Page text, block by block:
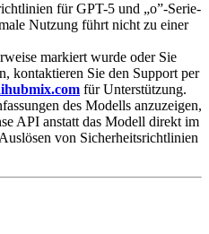
für GPT-5 und „o”-Serie-
Nutzung führt nicht zu einer
markiert wurde oder Sie
kontaktieren Sie den Support per
für Unterstützung.
des Modells anzuzeigen,
API anstatt das Modell direkt im
von Sicherheitsrichtlinien